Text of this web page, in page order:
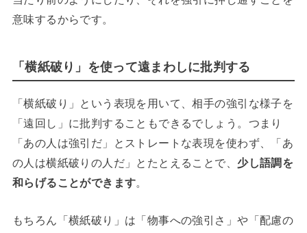
意味するからです。
「横紙破り」を使って遠まわしに批判する
「横紙破り」という表現を用いて、相手の強引な様子を
「遠回し」に批判することもできるでしょう。つまり
「あの人は強引だ」とストレートな表現を使わず、「あ
の人は横紙破りの人だ」とたとえることで、 少し語調を
和らげることができます。
もちろん「横紙破り」は「物事への強引さ」や「配慮の